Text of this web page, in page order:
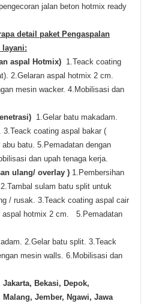
jalan beton hotmix ready
detail paket Pengaspalan
layani:
aspal Hotmix) 1.Teack coating
2.Gelaran aspal hotmix 2 cm.
mesin wacker. 4.Mobilisasi dan
1.Gelar batu makadam.
3.Teack coating aspal bakar (
abu batu. 5.Pemadatan dengan
dan upah tenaga kerja.
ulang/ overlay ) 1.Pembersihan
2.Tambal sulam batu split untuk
/ rusak. 3.Teack coating aspal cair
aspal hotmix 2 cm.
5.Pemadatan
2.Gelar batu split. 3.Teack
mesin walls. 6.Mobilisasi dan
Jakarta, Bekasi, Depok,
Malang, Jember, Ngawi, Jawa